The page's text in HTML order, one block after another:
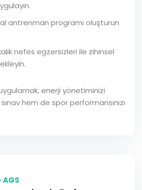
antrenman programı oluşturun
nefes egzersizleri ile zihinsel
enerji yönetiminizi
hem de spor performansınızı
AGS